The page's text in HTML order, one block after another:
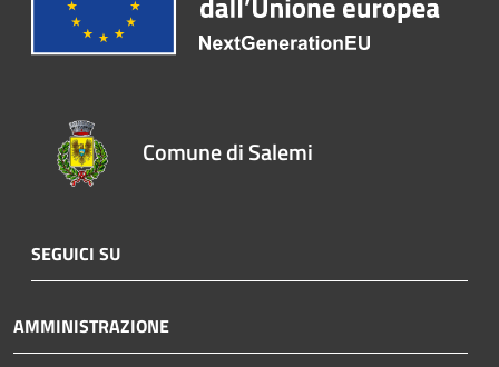
Comune di Salemi
SEGUICI SU
AMMINISTRAZIONE